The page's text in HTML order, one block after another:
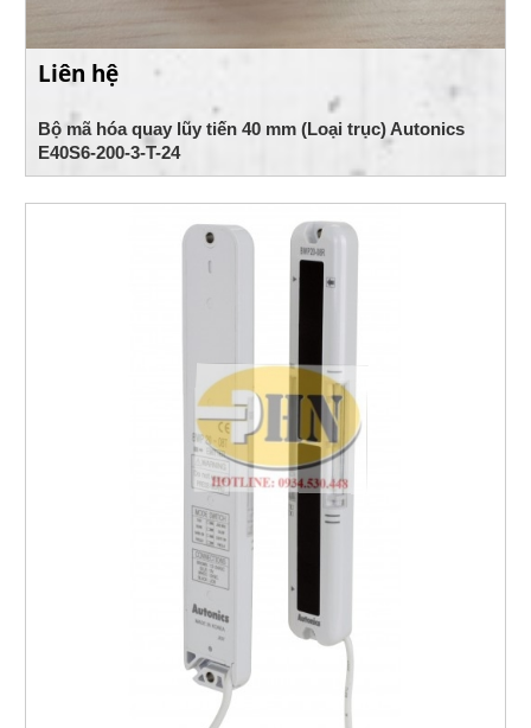
Liên hệ
Bộ mã hóa quay lũy tiến 40 mm (Loại trục) Autonics
E40S6-200-3-T-24